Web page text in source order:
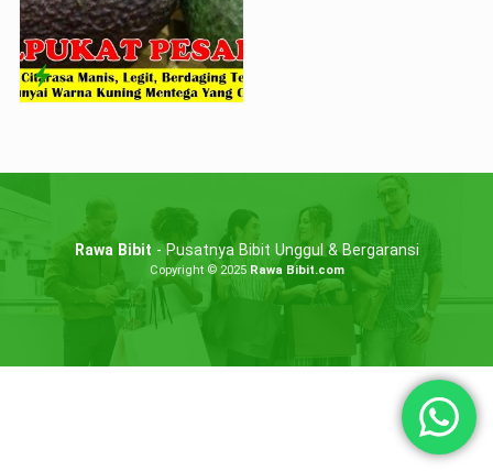
Rawa Bibit - Pusatnya Bibit Unggul & Bergaransi
Copyright © 2025 Rawa Bibit.com